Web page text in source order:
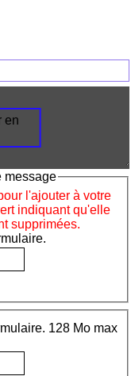
en
message
l'ajouter à votre
indiquant qu'elle
supprimées.
128 Mo max